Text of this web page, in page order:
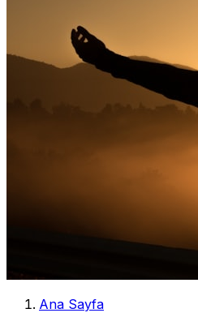
Ana Sayfa